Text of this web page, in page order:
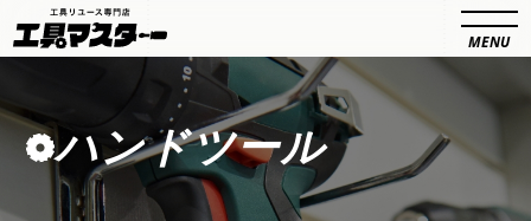
ハンドツール